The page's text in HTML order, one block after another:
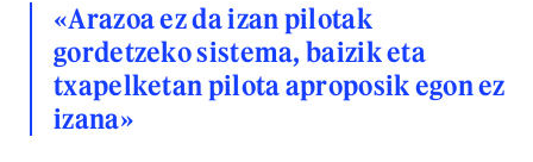
«Arazoa ez da izan pilotak
gordetzeko sistema, baizik eta
txapelketan pilota aproposik egon ez
izana»